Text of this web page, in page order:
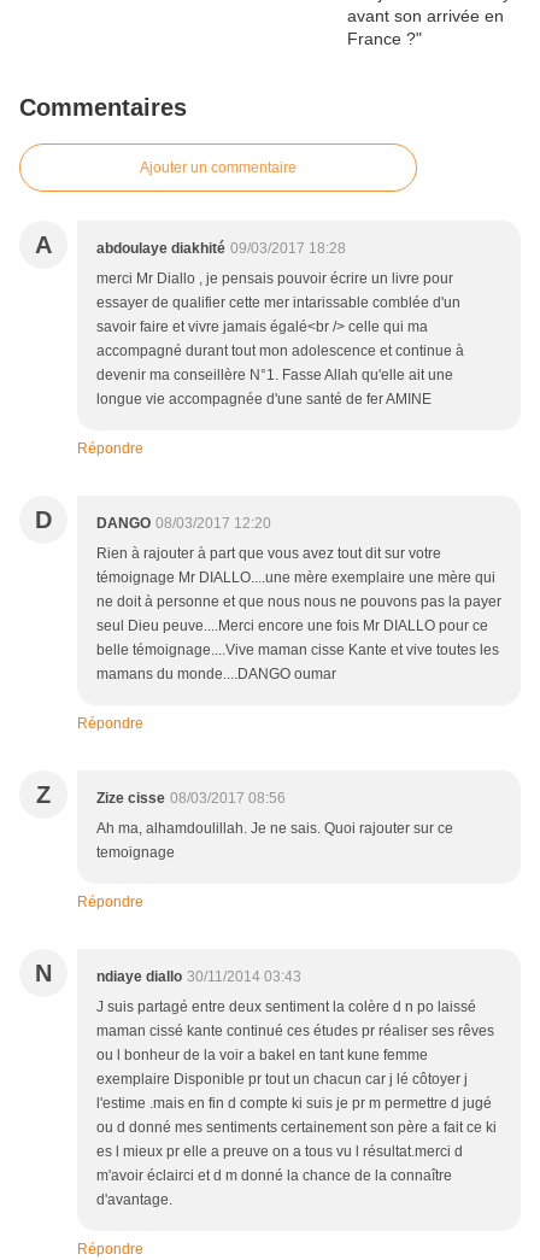
Commentaires
Ajouter un commentaire
A abdoulaye diakhité 09/03/2017 18:28
merci Mr Diallo , je pensais pouvoir écrire un livre pour
essayer de qualifier cette mer intarissable comblée d'un
savoir faire et vivre jamais égalé<br /> celle qui ma
accompagné durant tout mon adolescence et continue à
devenir ma conseillère N°1. Fasse Allah qu'elle ait une
longue vie accompagnée d'une santé de fer AMINE
Répondre
D DANGO 08/03/2017 12:20
Rien à rajouter à part que vous avez tout dit sur votre
témoignage Mr DIALLO....une mère exemplaire une mère qui
ne doit à personne et que nous nous ne pouvons pas la payer
seul Dieu peuve....Merci encore une fois Mr DIALLO pour ce
belle témoignage....Vive maman cisse Kante et vive toutes les
mamans du monde....DANGO oumar
Répondre
Z Zize cisse 08/03/2017 08:56
Ah ma, alhamdoulillah. Je ne sais. Quoi rajouter sur ce
temoignage
Répondre
N ndiaye diallo 30/11/2014 03:43
J suis partagé entre deux sentiment la colère d n po laissé
maman cissé kante continué ces études pr réaliser ses rêves
ou l bonheur de la voir a bakel en tant kune femme
exemplaire Disponible pr tout un chacun car j lé côtoyer j
l'estime .mais en fin d compte ki suis je pr m permettre d jugé
ou d donné mes sentiments certainement son père a fait ce ki
es l mieux pr elle a preuve on a tous vu l résultat.merci d
m'avoir éclairci et d m donné la chance de la connaître
d'avantage.
Répondre